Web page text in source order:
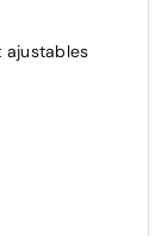
ajustables
gainés de